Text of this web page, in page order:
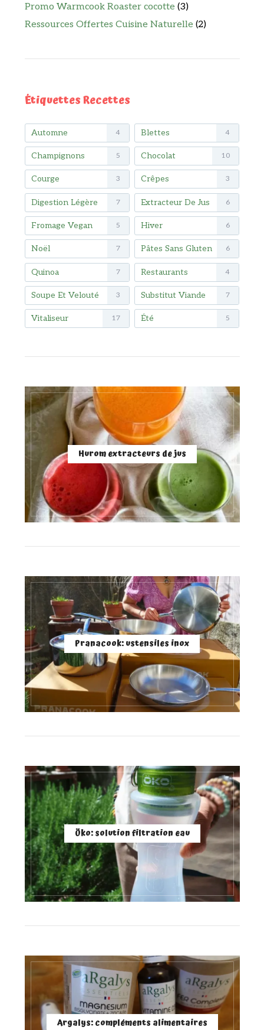
Promo Warmcook Roaster cocotte (3)
Ressources Offertes Cuisine Naturelle (2)
Étiquettes Recettes
Automne 4 Blettes 4
Champignons 5 Chocolat 10
Courge 3 Crêpes 3
Digestion Légère 7 Extracteur De Jus 6
Fromage Vegan 5 Hiver 6
Noël 7 Pâtes Sans Gluten 6
Quinoa 7 Restaurants 4
Soupe Et Velouté 3 Substitut Viande 7
Vitaliseur 17 Été 5
Hurom extracteurs de jus
Pranacook: ustensiles inox
Öko: solution filtration eau
Argalys: compléments alimentaires